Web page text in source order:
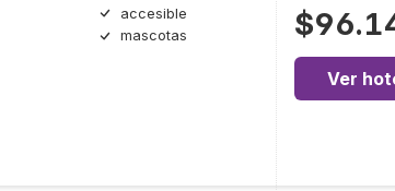
accesible
mascotas
Ver